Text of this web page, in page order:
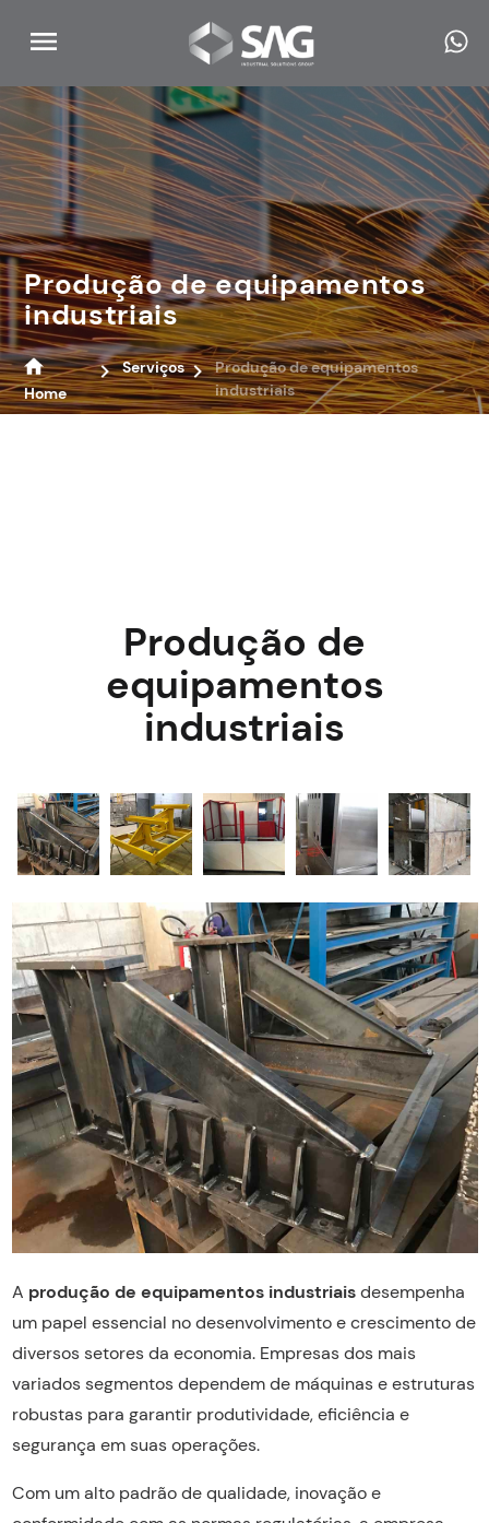
Produção de equipamentos
industriais
Home
Serviços
Produção de equipamentos
industriais
Produção de
equipamentos
industriais
A produção de equipamentos industriaisdesempenha
um papel essencial no desenvolvimento e crescimento de
diversos setores da economia. Empresas dos mais
variados segmentos dependem de máquinas e estruturas
robustas para garantir produtividade, eficiência e
segurança em suas operações.
Com um alto padrão de qualidade, inovação e